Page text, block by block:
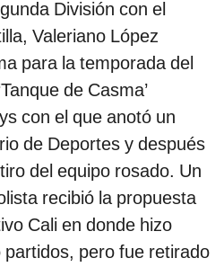
División con el
Valeriano López
para la temporada del
de Casma’
con el que anotó un
de Deportes y después
del equipo rosado. Un
recibió la propuesta
Cali en donde hizo
pero fue retirado